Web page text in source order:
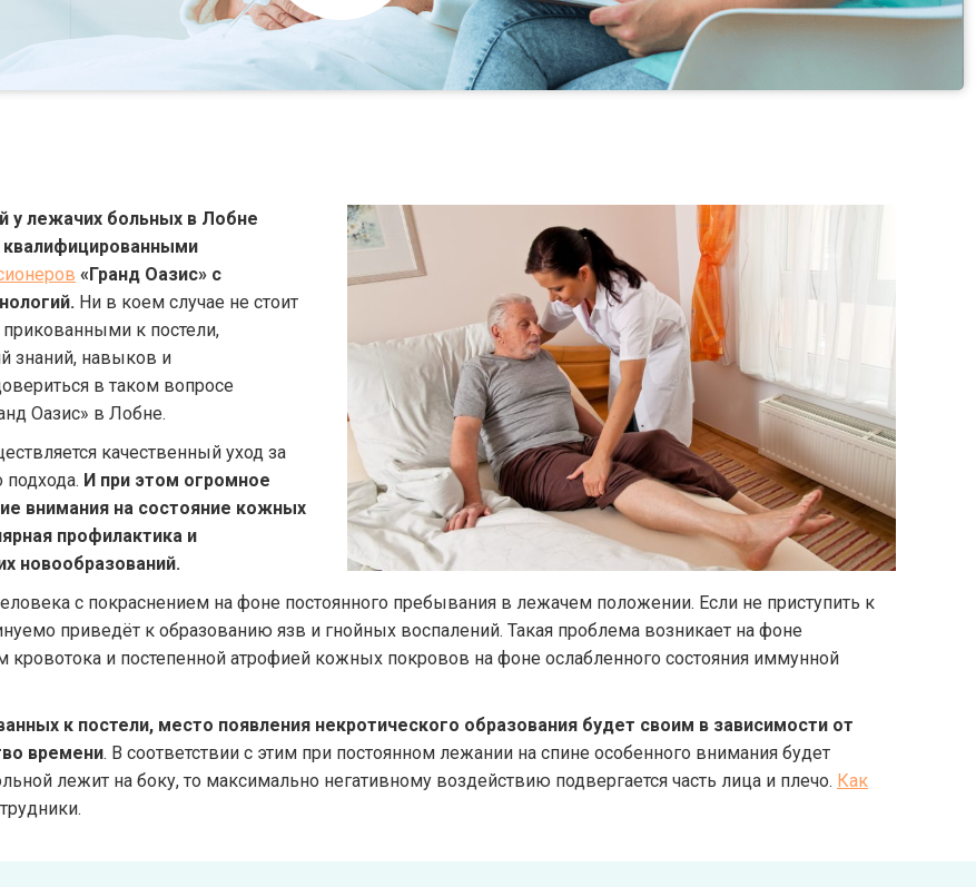
у лежачих больных в Лобне
«Гранд Оазис» с
Ни в коем случае не стоит
к постели,
знаний, навыков и
в таком вопросе
Оазис» в Лобне.
качественный уход за
И при этом огромное
внимания на состояние кожных
профилактика и
новообразований.
с покраснением на фоне постоянного пребывания в лежачем положении. Если не приступить к
приведёт к образованию язв и гнойных воспалений. Такая проблема возникает на фоне
кровотока и постепенной атрофией кожных покровов на фоне ослабленного состояния иммунной
к постели, место появления некротического образования будет своим в зависимости от
времени. В соответствии с этим при постоянном лежании на спине особенного внимания будет
лежит на боку, то максимально негативному воздействию подвергается часть лица и плечо. Как